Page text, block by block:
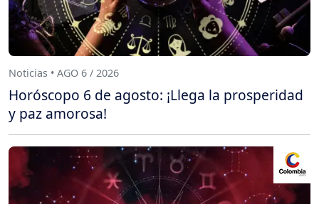
Noticias • AGO 6 / 2026
Horóscopo 6 de agosto: ¡Llega la prosperidad
y paz amorosa!